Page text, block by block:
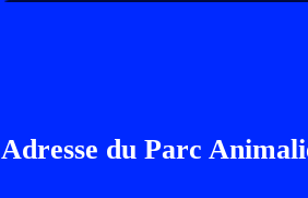
Adresse du Parc